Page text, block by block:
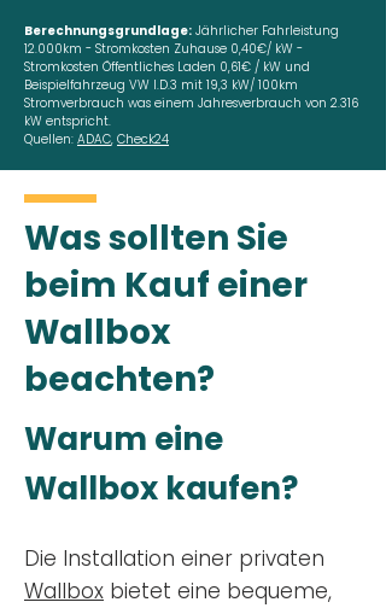
Berechnungsgrundlage: Jährlicher Fahrleistung
12.000km - Stromkosten Zuhause 0,40€/ kW -
Stromkosten Öffentliches Laden 0,61€ / kW und
Beispielfahrzeug VW I.D.3 mit 19,3 kW/ 100km
Stromverbrauch was einem Jahresverbrauch von 2.316
kW entspricht.
Quellen: ADAC, Check24
Was sollten Sie
beim Kauf einer
Wallbox
beachten?
Warum eine
Wallbox kaufen?
Die Installation einer privaten
Wallbox bietet eine bequeme,